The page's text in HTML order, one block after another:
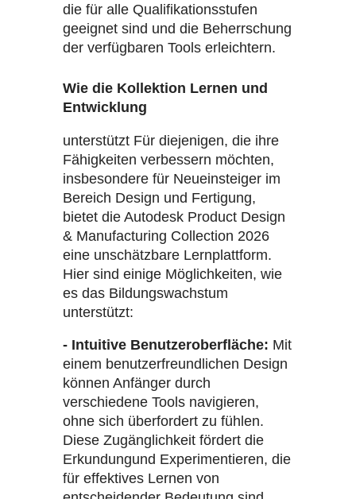
die für alle Qualifikationsstufen
geeignet sind und die Beherrschung
der verfügbaren Tools erleichtern.
Wie die Kollektion Lernen und
Entwicklung
unterstützt Für diejenigen, die ihre
Fähigkeiten verbessern möchten,
insbesondere für Neueinsteiger im
Bereich Design und Fertigung,
bietet die Autodesk Product Design
& Manufacturing Collection 2026
eine unschätzbare Lernplattform.
Hier sind einige Möglichkeiten, wie
es das Bildungswachstum
unterstützt:
- Intuitive Benutzeroberfläche: Mit
einem benutzerfreundlichen Design
können Anfänger durch
verschiedene Tools navigieren,
ohne sich überfordert zu fühlen.
Diese Zugänglichkeit fördert die
Erkundungund Experimentieren, die
für effektives Lernen von